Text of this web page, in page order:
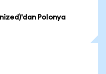
Polonya